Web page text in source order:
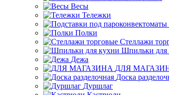
Весы
Тележки
Полки
Стеллажи
Шпильки для
Дежа
ДЛЯ
Доска
Дуршлаг